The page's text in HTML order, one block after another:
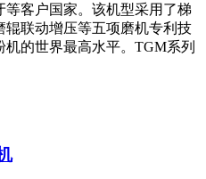
等客户国家。该机型采用了梯
辊联动增压等五项磨机专利技
的世界最高水平。TGM系列